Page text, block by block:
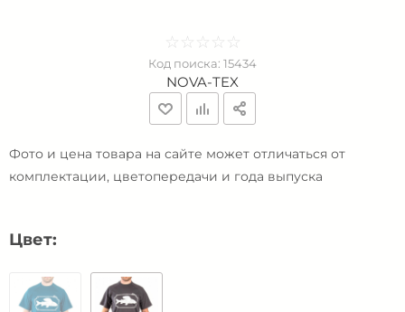
☆ ☆ ☆ ☆ ☆
★ ★ ★ ★ ★
Код поиска: 15434
NOVA-TEX
Фото и цена товара на сайте может отличаться от
комплектации, цветопередачи и года выпуска
Цвет: